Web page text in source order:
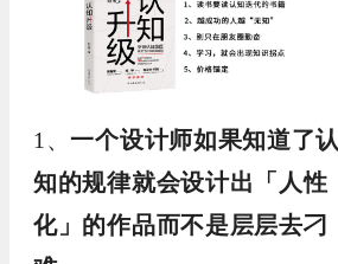
1、 一个设计师如果知道了认
知的规律就会设计出「人性
化」的作品而不是层层去刁